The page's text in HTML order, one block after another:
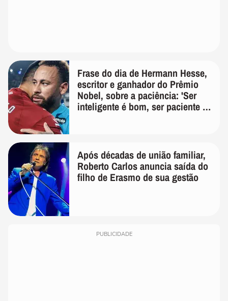
Frase do dia de Hermann Hesse,
escritor e ganhador do Prêmio
Nobel, sobre a paciência: 'Ser
inteligente é bom, ser paciente é
Após décadas de união familiar,
Roberto Carlos anuncia saída do
filho de Erasmo de sua gestão
PUBLICIDADE